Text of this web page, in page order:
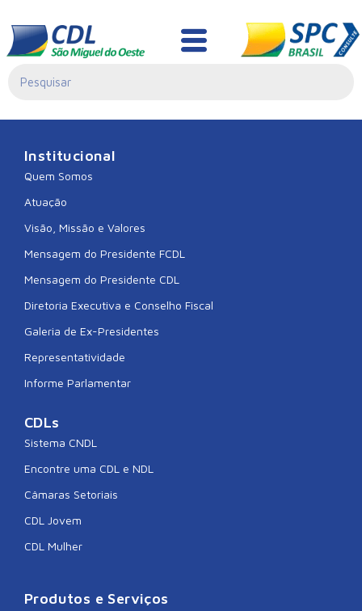
CDL AGUAS FRIAS
Institucional
Quem Somos
Atuação
Visão, Missão e Valores
Mensagem do Presidente FCDL
Mensagem do Presidente CDL
Diretoria Executiva e Conselho Fiscal
Galeria de Ex-Presidentes
Representatividade
Informe Parlamentar
CDLs
Sistema CNDL
Encontre uma CDL e NDL
Câmaras Setoriais
CDL Jovem
CDL Mulher
Produtos e Serviços